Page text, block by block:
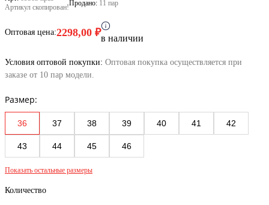
Артикул скопирован!
Продано: 11 пар
Оптовая цена:2298,00 ₽в наличии
Условия оптовой покупки: Оптовая покупка осуществляется при
заказе от 10 пар модели.
Размер:
36 37 38 39 40 41 42
43 44 45 46
Показать остальные размеры
Количество